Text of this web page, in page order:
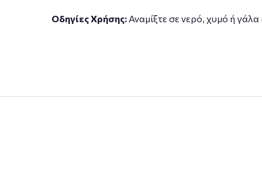
Οδηγίες Χρήσης:Αναμίξτε σε νερό, χυμό ή